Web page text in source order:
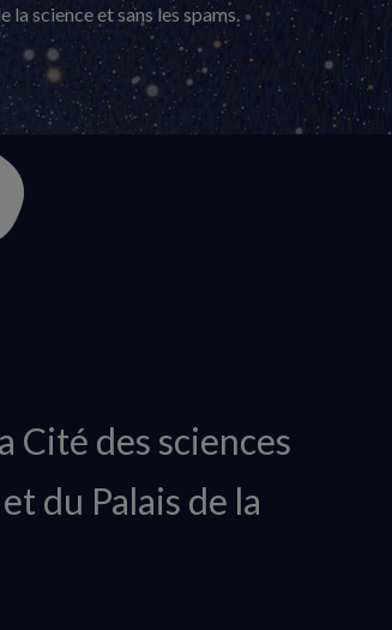
la science et sans les spams.
Cité des sciences
du Palais de la